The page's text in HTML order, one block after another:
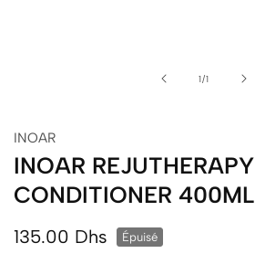
1/de1
INOAR
INOAR REJUTHERAPY
CONDITIONER 400ML
Prix
135.00 Dhs Épuisé